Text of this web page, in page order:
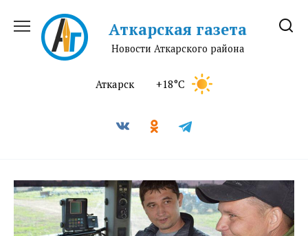
содержанию
Аткарская газета
Новости Аткарского района
Аткарск +18°C